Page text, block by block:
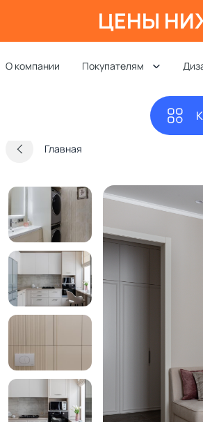
ЦЕНЫ
О компании Покупателям
Главная